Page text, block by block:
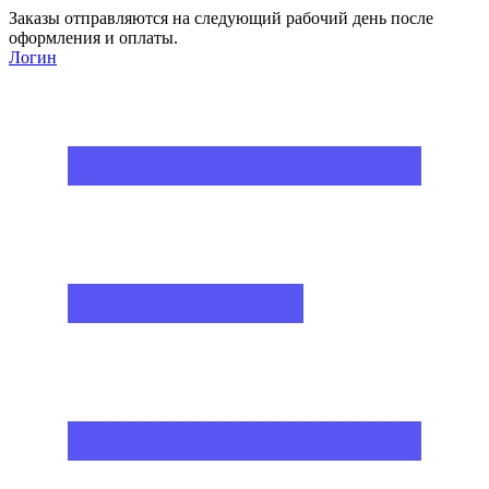
Заказы отправляются на следующий рабочий день после
оформления и оплаты.
Логин